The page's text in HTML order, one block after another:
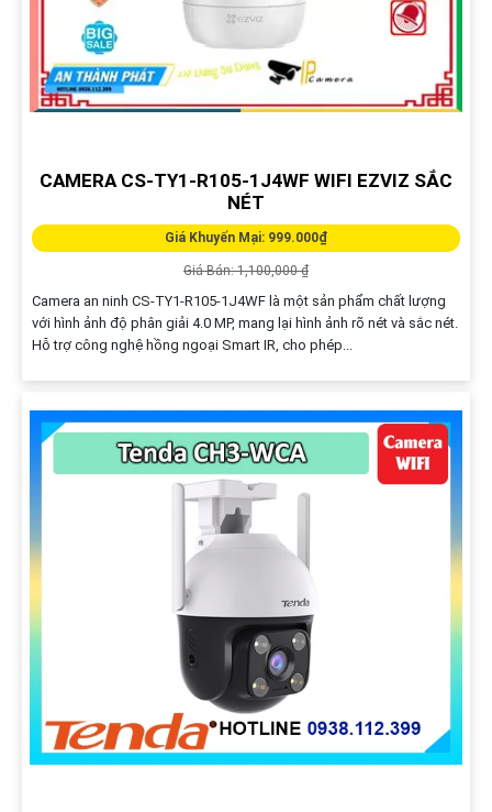
CAMERA CS-TY1-R105-1J4WF WIFI EZVIZ SẮC
NÉT
Giá Khuyến Mại: 999.000₫
Giá Bán: 1,100,000 ₫
Camera an ninh CS-TY1-R105-1J4WF là một sản phẩm chất lượng
với hình ảnh độ phân giải 4.0 MP, mang lại hình ảnh rõ nét và sắc nét.
Hỗ trợ công nghệ hồng ngoại Smart IR, cho phép...